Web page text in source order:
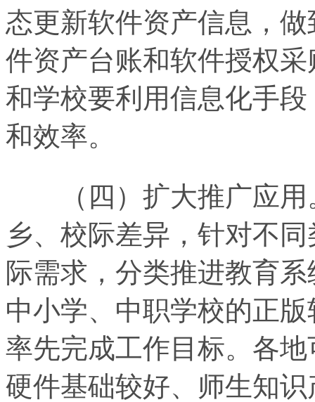
态更新软件资产信息，
件资产台账和软件授权
和学校要利用信息化手
和效率。
（四）扩大推广应用
乡、校际差异，针对不
际需求，分类推进教育
中小学、中职学校的正
率先完成工作目标。各
硬件基础较好、师生知